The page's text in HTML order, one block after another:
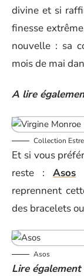
divine et si
finesse
nouvelle : sa
mois de mai
A lire
Collection
Et si vous
reste :Asos
reprennent
des bracelets
Asos
Lire également